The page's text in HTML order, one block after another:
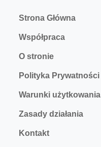
Strona Główna
Współpraca
O stronie
Polityka Prywatności
Warunki użytkowania
Zasady działania
Kontakt